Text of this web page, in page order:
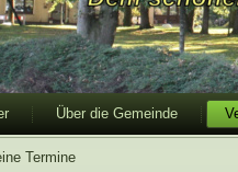
Über die Gemeinde
Termine